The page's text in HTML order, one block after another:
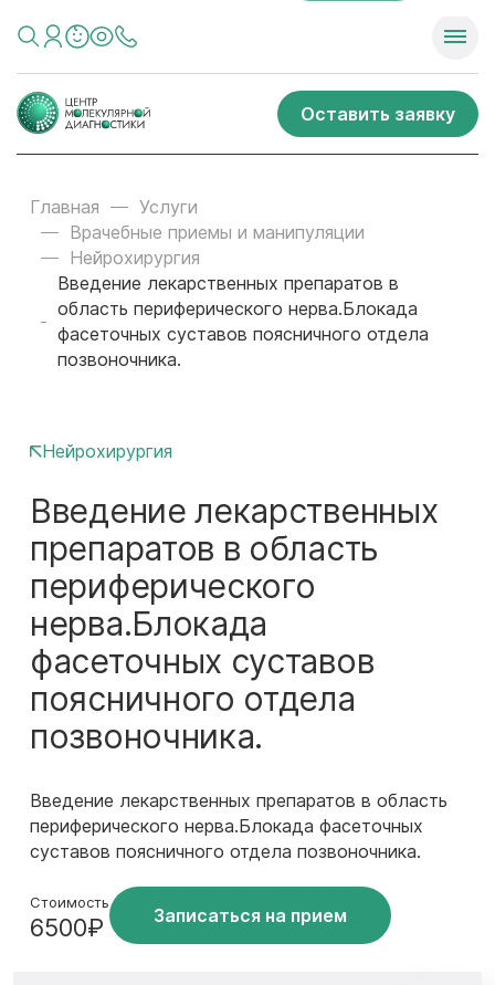
Оставить заявку
Главная
Услуги
Врачебные приемы и манипуляции
Нейрохирургия
Введение лекарственных препаратов в
область периферического нерва.Блокада
фасеточных суставов поясничного отдела
позвоночника.
Нейрохирургия
Введение лекарственных
препаратов в область
периферического
нерва.Блокада
фасеточных суставов
поясничного отдела
позвоночника.
Введение лекарственных препаратов в область
периферического нерва.Блокада фасеточных
суставов поясничного отдела позвоночника.
Стоимость
6500₽ Записаться на прием